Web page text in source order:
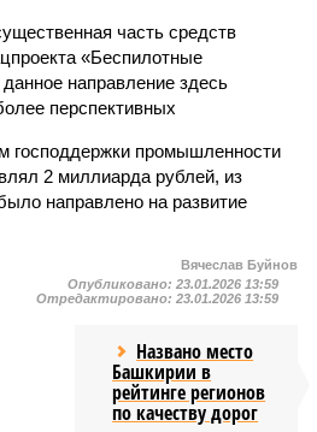
часть средств
«Беспилотные
направление здесь
перспективных
господдержки промышленности
2 миллиарда рублей, из
направлено на развитие
Вячеслав Буйнов
Опубликовано: 23.01.2026 13:59
Отредактировано: 23.01.2026 13:59
Названо место
Башкирии в
рейтинге регионов
по качеству дорог